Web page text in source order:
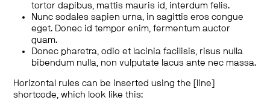
tortor dapibus, mattis mauris id, interdum felis.
Nunc sodales sapien urna, in sagittis eros congue
eget. Donec id tempor enim, fermentum auctor
quam.
Donec pharetra, odio et lacinia facilisis, risus nulla
bibendum nulla, non vulputate lacus ante nec massa.
Horizontal rules can be inserted using the [line]
shortcode, which look like this: